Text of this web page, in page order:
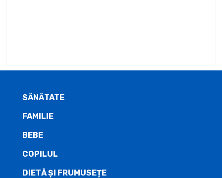
SĂNĂTATE
FAMILIE
BEBE
COPILUL
DIETĂ ŞI FRUMUSEȚE